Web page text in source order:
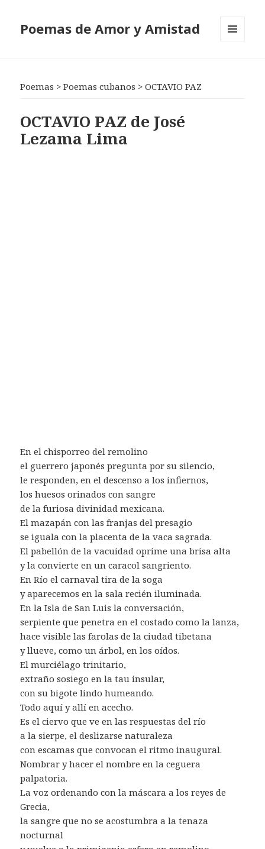
Poemas de Amor y Amistad
Poemas >Poemas cubanos >OCTAVIO PAZ
OCTAVIO PAZ de José
Lezama Lima
En el chisporreo del remolino
el guerrero japonés pregunta por su silencio,
le responden, en el descenso a los infiernos,
los huesos orinados con sangre
de la furiosa divinidad mexicana.
El mazapán con las franjas del presagio
se iguala con la placenta de la vaca sagrada.
El pabellón de la vacuidad oprime una brisa alta
y la convierte en un caracol sangriento.
En Río el carnaval tira de la soga
y aparecemos en la sala recién iluminada.
En la Isla de San Luis la conversación,
serpiente que penetra en el costado como la lanza,
hace visible las farolas de la ciudad tibetana
y llueve, como un árbol, en los oídos.
El murciélago trinitario,
extraño sosiego en la tau insular,
con su bigote lindo humeando.
Todo aquí y allí en acecho.
Es el ciervo que ve en las respuestas del río
a la sierpe, el deslizarse naturaleza
con escamas que convocan el ritmo inaugural.
Nombrar y hacer el nombre en la ceguera
palpatoria.
La voz ordenando con la máscara a los reyes de
Grecia,
la sangre que no se acostumbra a la tenaza
nocturnal